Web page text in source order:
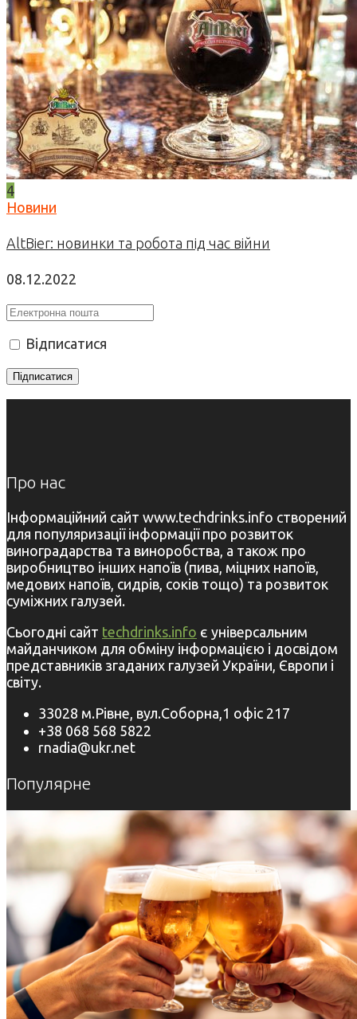
4
Новини
AltBier: новинки та робота під час війни
08.12.2022
Відписатися
Про нас
Інформаційний сайт www.techdrinks.info створений
для популяризації інформації про розвиток
виноградарства та виноробства, а також про
виробництво інших напоїв (пива, міцних напоїв,
медових напоїв, сидрів, соків тощо) та розвиток
суміжних галузей.
Сьогодні сайт techdrinks.info є універсальним
майданчиком для обміну інформацією і досвідом
представників згаданих галузей України, Європи і
світу.
33028 м.Рівне, вул.Соборна,1 офіс 217
+38 068 568 5822
rnadia@ukr.net
Популярне